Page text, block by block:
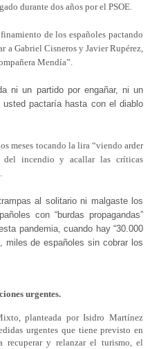
durante dos años por el PSOE.
de los españoles pactando
a Gabriel Cisneros y Javier Rupérez,
Mendía”.
ni un partido por engañar, ni un
pactaría hasta con el diablo
meses tocando la lira “viendo arder
incendio y acallar las críticas
al solitario ni malgaste los
con “burdas propagandas”
pandemia, cuando hay “30.000
miles de españoles sin cobrar los
urgentes.
planteada por Isidro Martínez
urgentes que tiene previsto en
recuperar y relanzar el turismo, el